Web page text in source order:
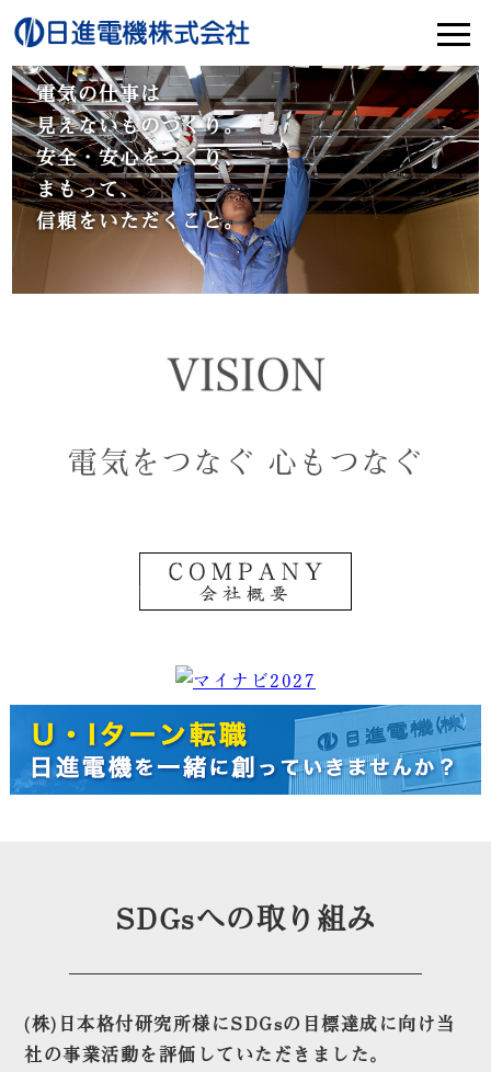
電気の仕事は
見えないものづくり。
安全・安心をつくり､
まもって､
信頼をいただくこと。
電気をつなぐ 心もつなぐ
SDGsへの取り組み
(株)日本格付研究所様にSDGsの目標達成に向け当
社の事業活動を評価していただきました。